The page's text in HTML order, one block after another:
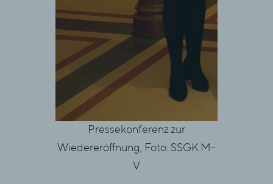
Pressekonferenz zur
Wiedereröffnung, Foto: SSGK M-
V